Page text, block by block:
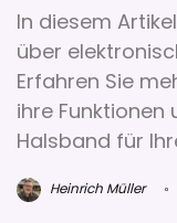
In diesem
über
Erfahren Sie
ihre Funktionen
Halsband für
Heinrich Müller